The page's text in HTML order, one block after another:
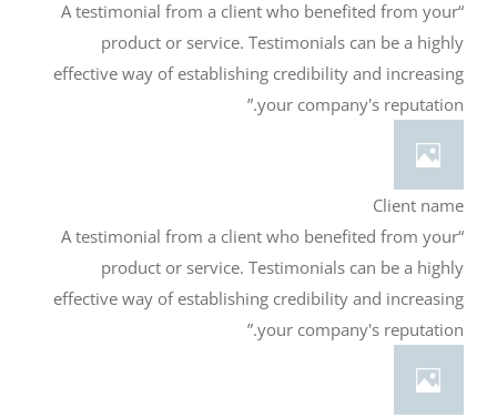
“A testimonial from a client who benefited from your
product or service. Testimonials can be a highly
effective way of establishing credibility and increasing
your company's reputation.”
Client name
“A testimonial from a client who benefited from your
product or service. Testimonials can be a highly
effective way of establishing credibility and increasing
your company's reputation.”